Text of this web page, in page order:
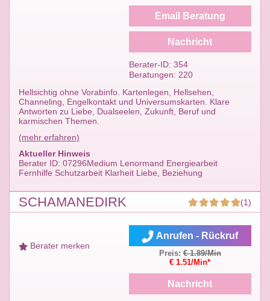
Hellsichtig ohne Vorabinfo. Kartenlegen, Hellsehen,
Channeling, Engelkontakt und Universumskarten. Klare
Antworten zu Liebe, Dualseelen, Zukunft, Beruf und
karmischen Themen.
(mehr erfahren)
Aktueller Hinweis
Berater ID: 07296Medium Lenormand Energiearbeit
Fernhilfe Schutzarbeit Klarheit Liebe, Beziehung
Email Beratung
Nachricht
Berater-ID: 354
Beratungen: 220
SCHAMANEDIRK (1)
Berater merken
Anrufen - Rückruf
Preis:€ 1.89/Min
€ 1.51/Min*
Nachricht